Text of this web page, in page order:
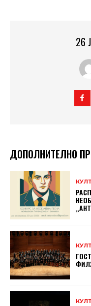
26
ДОПОЛНИТЕЛНО